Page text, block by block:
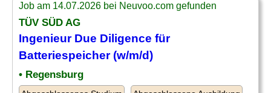
Job am 14.07.2026 bei Neuvoo.com gefunden
TÜV SÜD AG
IngenieurDue Diligence für
Batteriespeicher (w/m/d)
• Regensburg